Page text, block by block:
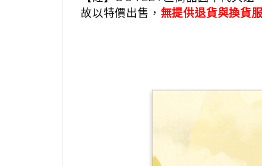
故以特價出售， 無提供退貨與換貨